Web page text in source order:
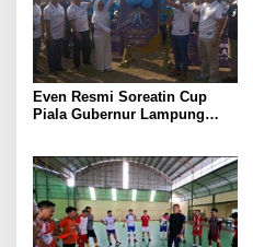
Even Resmi Soreatin Cup
Piala Gubernur Lampung
Kebangkitan Olahraga Di
Bumi Ragab Begawe Caram